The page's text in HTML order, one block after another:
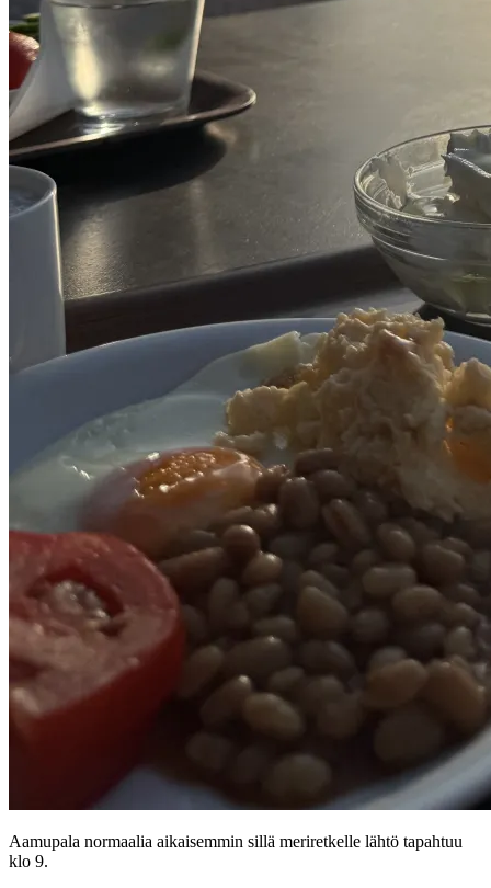
Aamupala normaalia aikaisemmin sillä meriretkelle lähtö tapahtuu
klo 9.